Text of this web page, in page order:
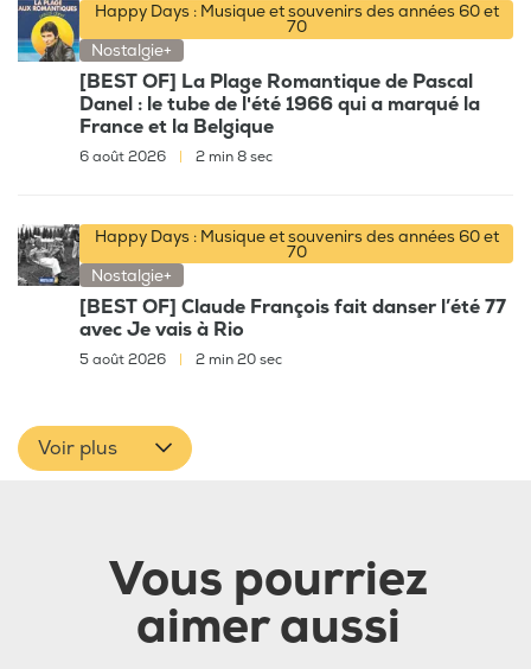
Happy Days : Musique et souvenirs des années 60 et
70
Nostalgie+
[BEST OF] La Plage Romantique de Pascal
Danel : le tube de l'été 1966 qui a marqué la
France et la Belgique
6 août 2026 2 min 8 sec
Happy Days : Musique et souvenirs des années 60 et
70
Nostalgie+
[BEST OF] Claude François fait danser l’été 77
avec Je vais à Rio
5 août 2026 2 min 20 sec
Voir plus
Vous pourriez
aimer aussi